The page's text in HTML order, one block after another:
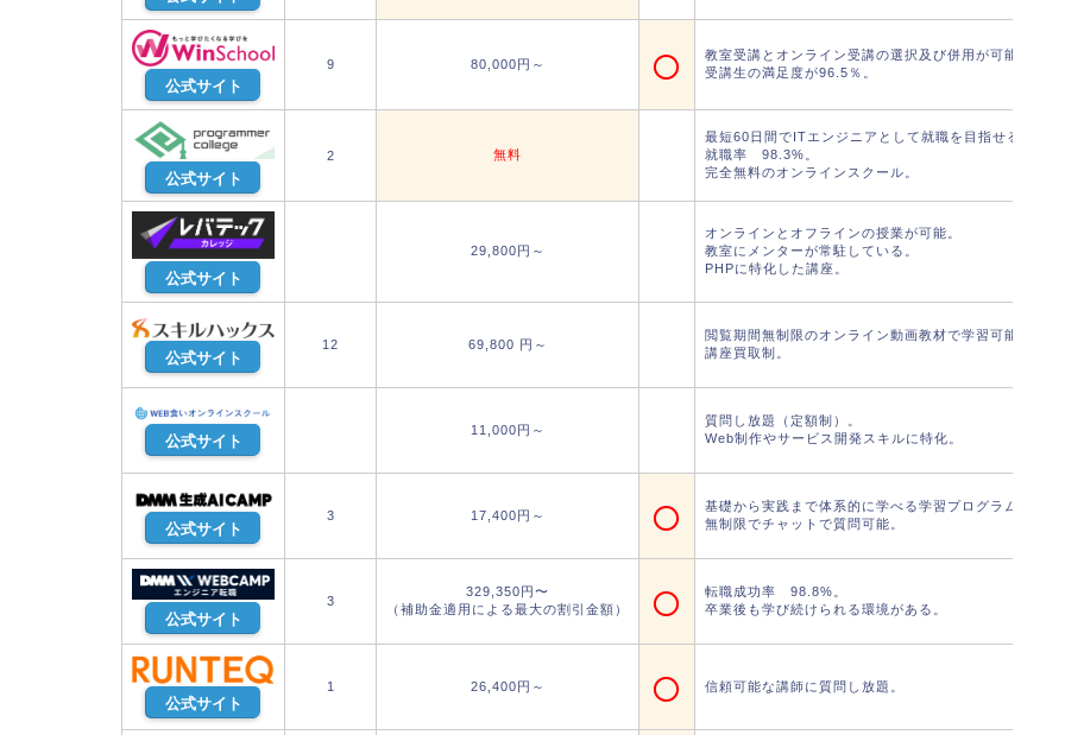
公式サイト
9 80,000円～ ○
教室受講とオンライン受講の選択及び併用が可能。
受講生の満足度が96.5％。
公式サイト
2 無料
最短60日間でITエンジニアとして就職を目指せる。
就職率 98.3%。
完全無料のオンラインスクール。
公式サイト
29,800円～
オンラインとオフラインの授業が可能。
教室にメンターが常駐している。
PHPに特化した講座。
公式サイト
12 69,800 円～
閲覧期間無制限のオンライン動画教材で学習可能。
講座買取制。
公式サイト
11,000円～
質問し放題（定額制）。
Web制作やサービス開発スキルに特化。
公式サイト
3 17,400円～ ○
基礎から実践まで体系的に学べる学習プログラム。
無制限でチャットで質問可能。
公式サイト
3
329,350円〜
（補助金適用による最大の割引金額）
○
転職成功率 98.8%。
卒業後も学び続けられる環境がある。
公式サイト
1 26,400円～ ○ 信頼可能な講師に質問し放題。